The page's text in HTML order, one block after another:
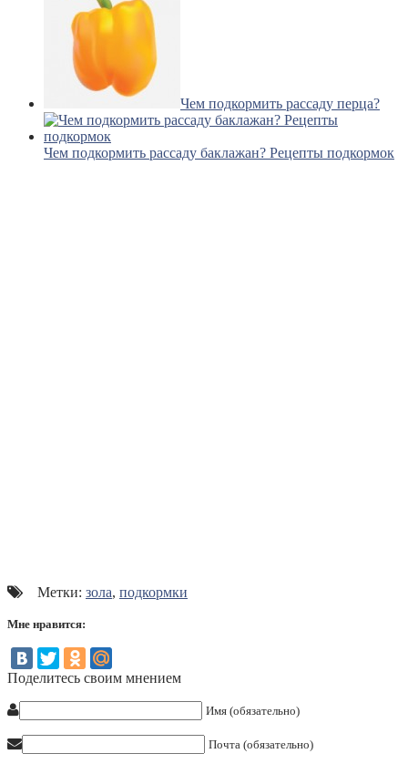
Чем подкормить рассаду перца?
Чем подкормить рассаду баклажан? Рецепты подкормок
Метки: зола, подкормки
Мне нравится:
Поделитесь своим мнением
Имя (обязательно)
Почта (обязательно)